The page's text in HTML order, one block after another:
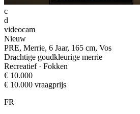
c
d
videocam
Nieuw
PRE, Merrie, 6 Jaar, 165 cm, Vos
Drachtige goudkleurige merrie
Recreatief · Fokken
€ 10.000
€ 10.000 vraagprijs
FR